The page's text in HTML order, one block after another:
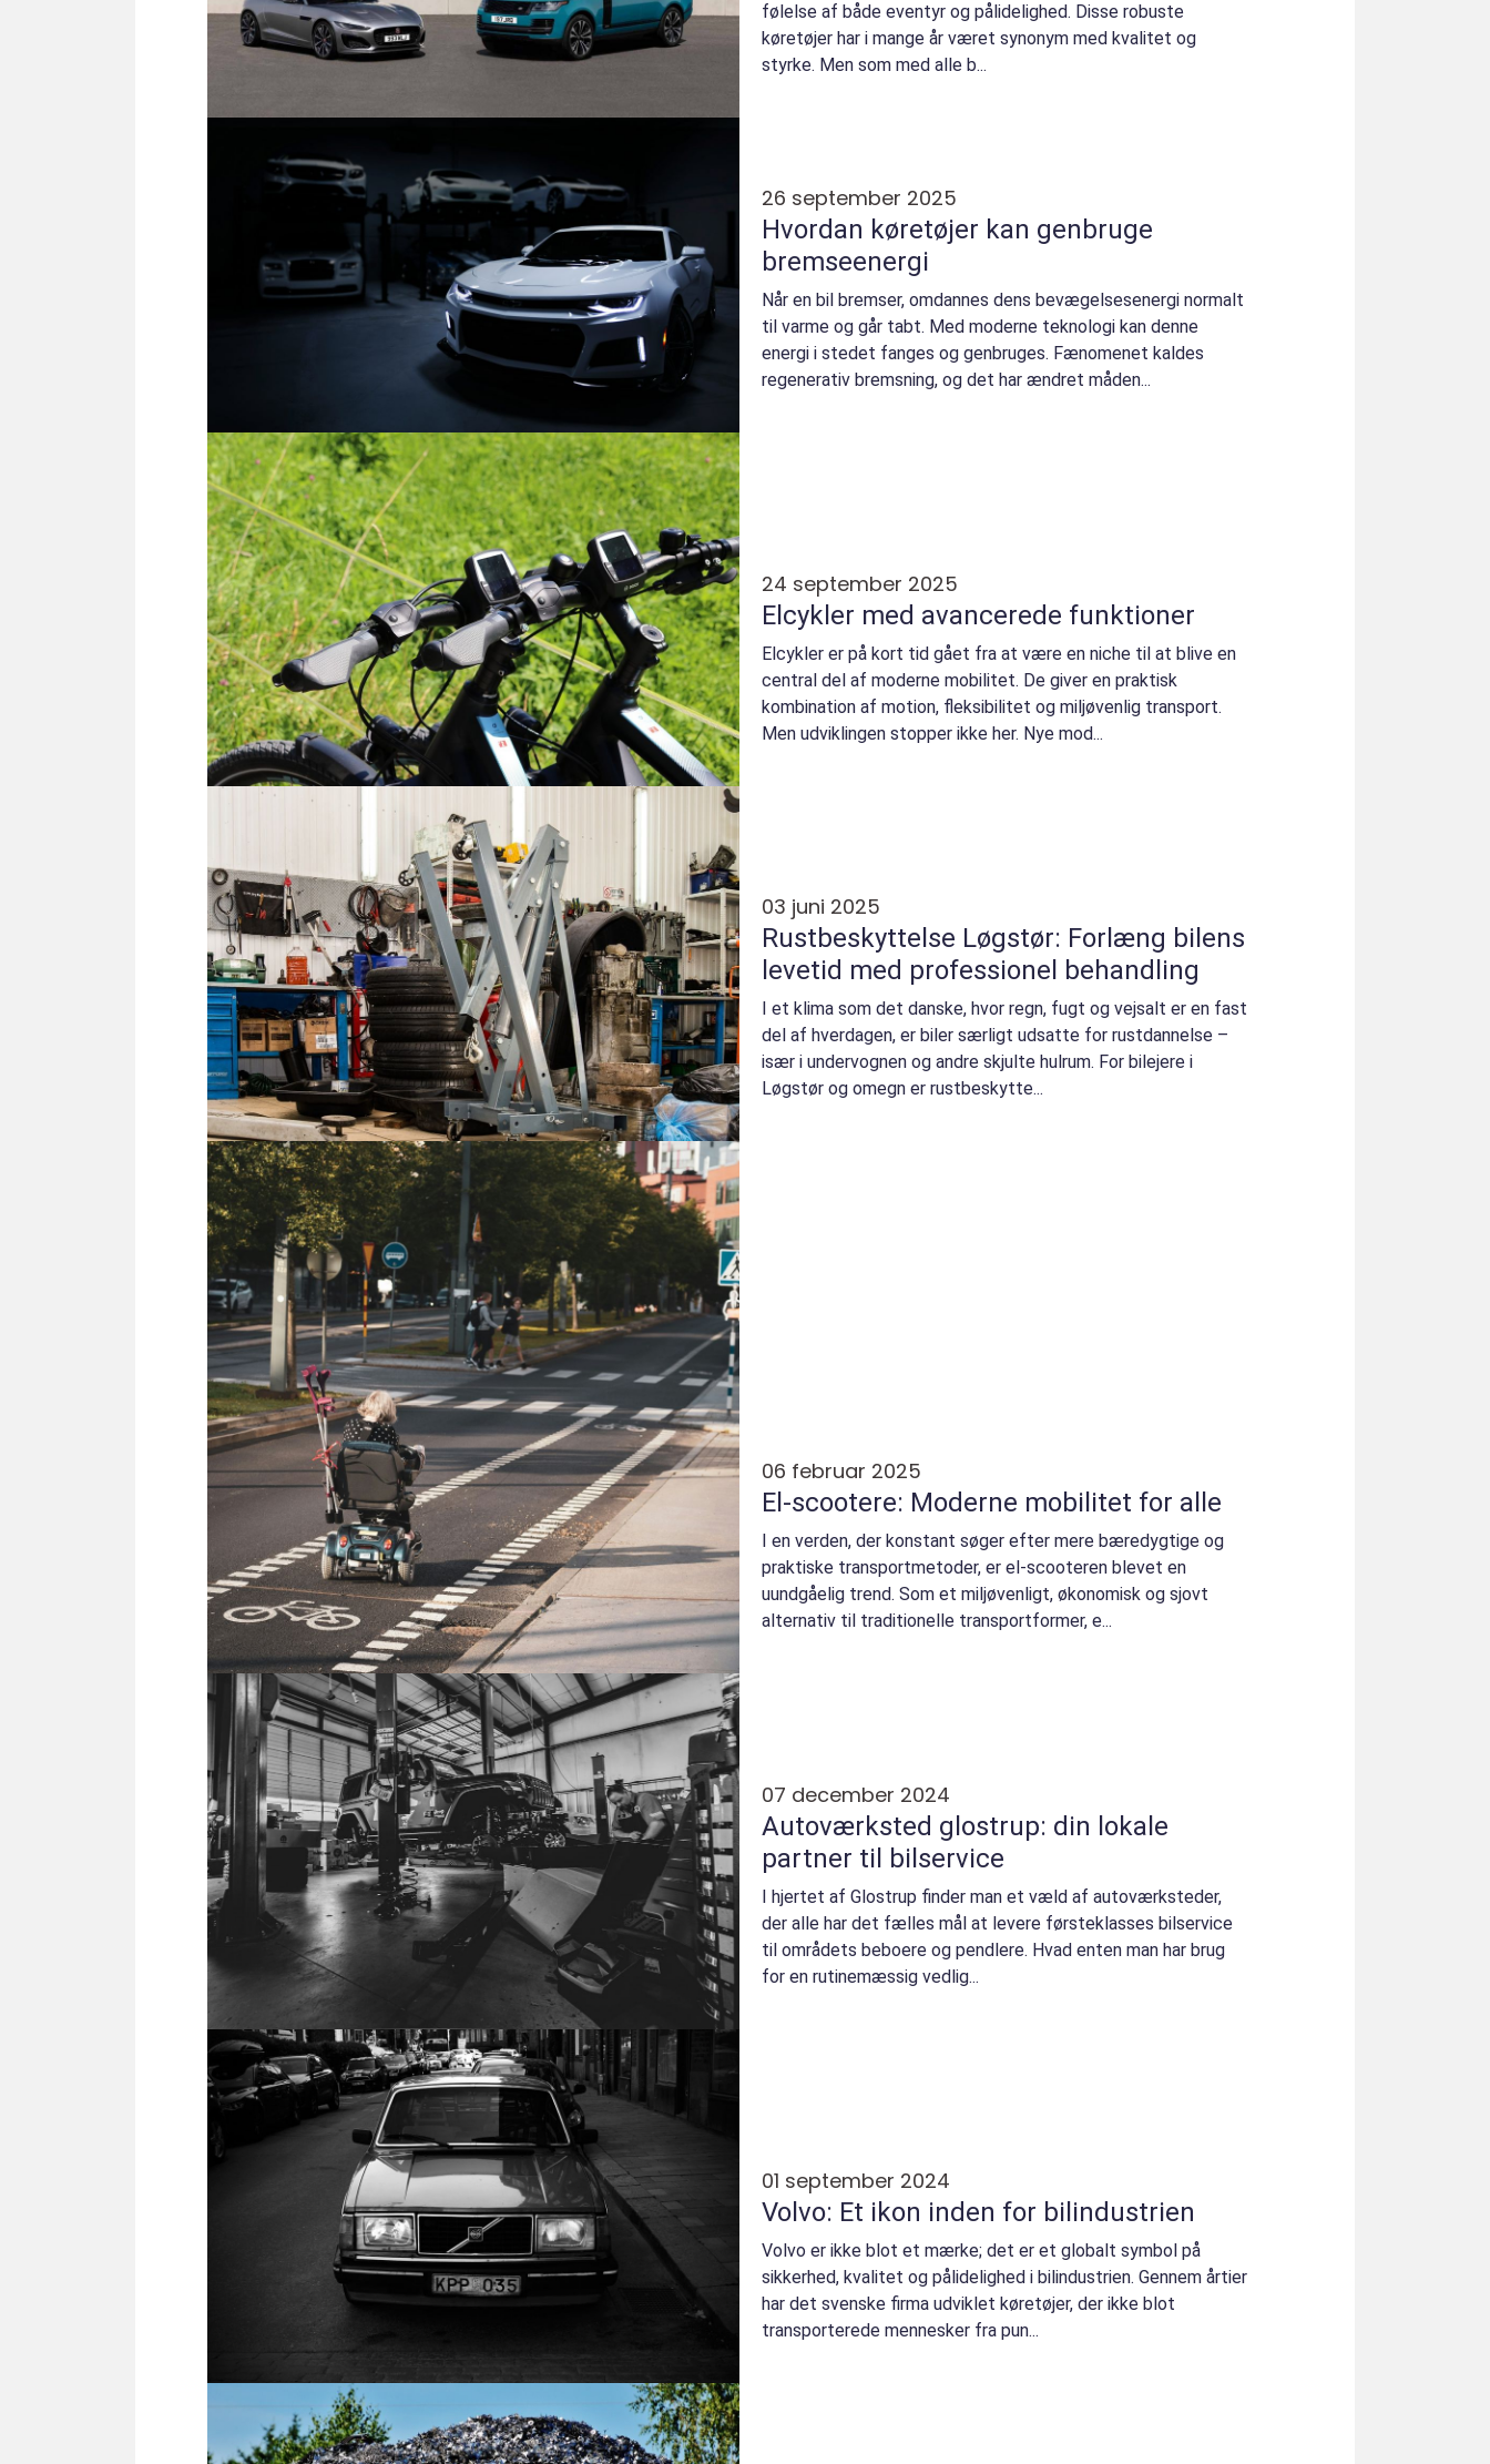
følelse af både eventyr og pålidelighed. Disse robuste
køretøjer har i mange år været synonym med kvalitet og
styrke. Men som med alle b...
26 september 2025
Hvordan køretøjer kan genbruge
bremseenergi
Når en bil bremser, omdannes dens bevægelsesenergi normalt
til varme og går tabt. Med moderne teknologi kan denne
energi i stedet fanges og genbruges. Fænomenet kaldes
regenerativ bremsning, og det har ændret måden...
24 september 2025
Elcykler med avancerede funktioner
Elcykler er på kort tid gået fra at være en niche til at blive en
central del af moderne mobilitet. De giver en praktisk
kombination af motion, fleksibilitet og miljøvenlig transport.
Men udviklingen stopper ikke her. Nye mod...
03 juni 2025
Rustbeskyttelse Løgstør: Forlæng bilens
levetid med professionel behandling
I et klima som det danske, hvor regn, fugt og vejsalt er en fast
del af hverdagen, er biler særligt udsatte for rustdannelse –
især i undervognen og andre skjulte hulrum. For bilejere i
Løgstør og omegn er rustbeskytte...
06 februar 2025
El-scootere: Moderne mobilitet for alle
I en verden, der konstant søger efter mere bæredygtige og
praktiske transportmetoder, er el-scooteren blevet en
uundgåelig trend. Som et miljøvenligt, økonomisk og sjovt
alternativ til traditionelle transportformer, e...
07 december 2024
Autoværksted glostrup: din lokale
partner til bilservice
I hjertet af Glostrup finder man et væld af autoværksteder,
der alle har det fælles mål at levere førsteklasses bilservice
til områdets beboere og pendlere. Hvad enten man har brug
for en rutinemæssig vedlig...
01 september 2024
Volvo: Et ikon inden for bilindustrien
Volvo er ikke blot et mærke; det er et globalt symbol på
sikkerhed, kvalitet og pålidelighed i bilindustrien. Gennem årtier
har det svenske firma udviklet køretøjer, der ikke blot
transporterede mennesker fra pun...